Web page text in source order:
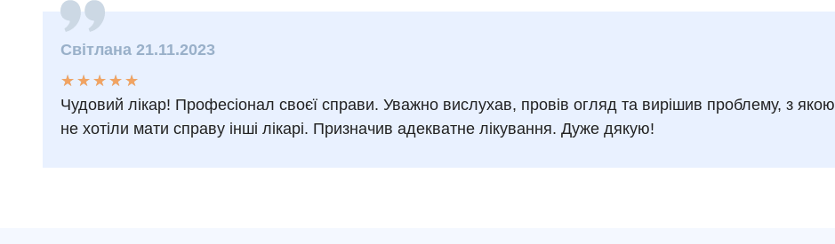
Світлана 21.11.2023
★
★
★
★
★
★ ★ ★ ★ ★
Чудовий лікар! Професіонал своєї справи. Уважно вислухав, провів огляд та вирішив проблему, з якою
не хотіли мати справу інші лікарі. Призначив адекватне лікування. Дуже дякую!